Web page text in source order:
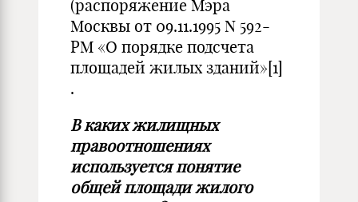
(распоряжение Мэра
Москвы от 09.11.1995 N 592-
РМ «О порядке подсчета
площадей жилых зданий»[1]
.
В каких жилищных
правоотношениях
используется понятие
общей площади жилого